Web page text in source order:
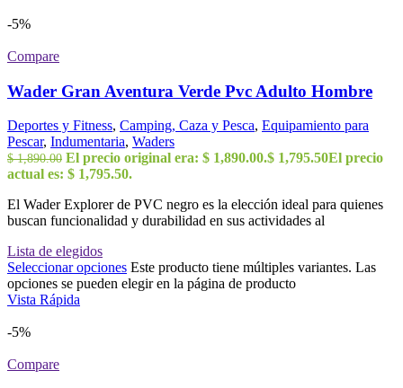
-5%
Compare
Wader Gran Aventura Verde Pvc Adulto Hombre
Deportes y Fitness, Camping, Caza y Pesca, Equipamiento para
Pescar, Indumentaria, Waders
$1,890.00 El precio original era: $ 1,890.00.$ 1,795.50El precio
actual es: $ 1,795.50.
El Wader Explorer de PVC negro es la elección ideal para quienes
buscan funcionalidad y durabilidad en sus actividades al
Lista de elegidos
Seleccionar opciones Este producto tiene múltiples variantes. Las
opciones se pueden elegir en la página de producto
Vista Rápida
-5%
Compare